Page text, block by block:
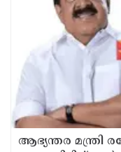
ആഭ്യന്തര മന്ത്രി